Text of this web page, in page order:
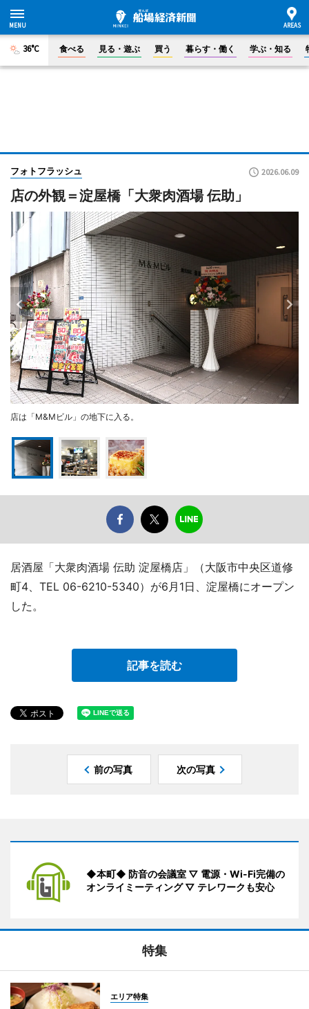
36°C 食べる 見る・遊ぶ 買う 暮らす・働く 学ぶ・知る
フォトフラッシュ 2026.06.09
店の外観＝淀屋橋「大衆肉酒場 伝助」
店は「M&Mビル」の地下に入る。
居酒屋「大衆肉酒場 伝助 淀屋橋店」（大阪市中央区道修
町4、TEL 06-6210-5340）が6月1日、淀屋橋にオープン
した。
記事を読む
前の写真 次の写真
◆本町◆ 防音の会議室 ▽ 電源・Wi-Fi完備の
オンライミーティング ▽ テレワークも安心
特集
エリア特集